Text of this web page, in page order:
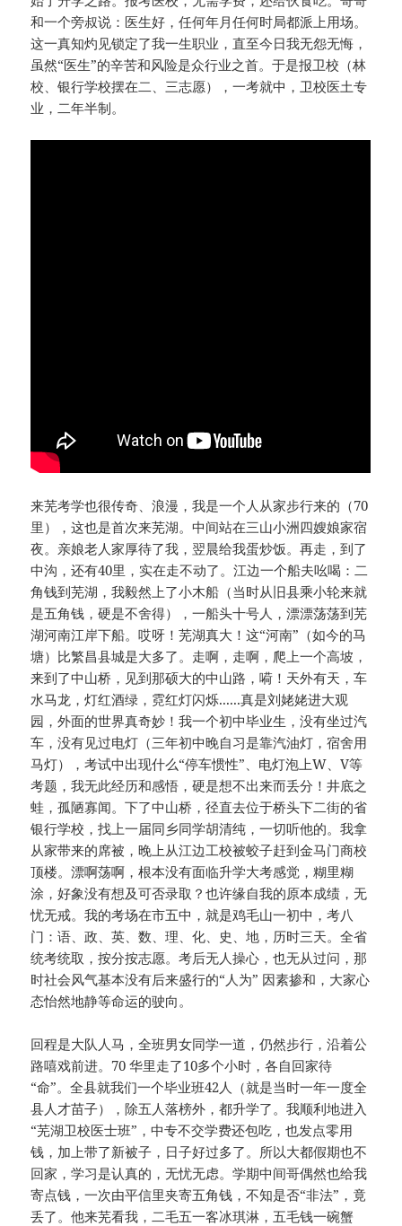
和一个旁叔说：医生好，任何年月任何时局都派上用场。
这一真知灼见锁定了我一生职业，直至今日我无怨无悔，
虽然“医生”的辛苦和风险是众行业之首。于是报卫校（林
校、银行学校摆在二、三志愿），一考就中，卫校医土专
业，二年半制。
来芜考学也很传奇、浪漫，我是一个人从家步行来的（70
里），这也是首次来芜湖。中间站在三山小洲四嫂娘家宿
夜。亲娘老人家厚待了我，翌晨给我蛋炒饭。再走，到了
中沟，还有40里，实在走不动了。江边一个船夫吆喝：二
角钱到芜湖，我毅然上了小木船（当时从旧县乘小轮来就
是五角钱，硬是不舍得），一船头十号人，漂漂荡荡到芜
湖河南江岸下船。哎呀！芜湖真大！这“河南”（如今的马
塘）比繁昌县城是大多了。走啊，走啊，爬上一个高坡，
来到了中山桥，见到那硕大的中山路，嗬！天外有天，车
水马龙，灯红酒绿，霓红灯闪烁......真是刘姥姥进大观
园，外面的世界真奇妙！我一个初中毕业生，没有坐过汽
车，没有见过电灯（三年初中晚自习是靠汽油灯，宿舍用
马灯），考试中出现什么“停车惯性”、电灯泡上W、V等
考题，我无此经历和感悟，硬是想不出来而丢分！井底之
蛙，孤陋寡闻。下了中山桥，径直去位于桥头下二街的省
银行学校，找上一届同乡同学胡清纯，一切听他的。我拿
从家带来的席被，晚上从江边工校被蛟子赶到金马门商校
顶楼。漂啊荡啊，根本没有面临升学大考感觉，糊里糊
涂，好象没有想及可否录取？也许缘自我的原本成绩，无
忧无戒。我的考场在市五中，就是鸡毛山一初中，考八
门：语、政、英、数、理、化、史、地，历时三天。全省
统考统取，按分按志愿。考后无人操心，也无从过问，那
时社会风气基本没有后来盛行的“人为” 因素掺和，大家心
态怡然地静等命运的驶向。
回程是大队人马，全班男女同学一道，仍然步行，沿着公
路嘻戏前进。70 华里走了10多个小时，各自回家待
“命”。全县就我们一个毕业班42人（就是当时一年一度全
县人才苗子），除五人落榜外，都升学了。我顺利地进入
“芜湖卫校医士班”，中专不交学费还包吃，也发点零用
钱，加上带了新被子，日子好过多了。所以大都假期也不
回家，学习是认真的，无忧无虑。学期中间哥偶然也给我
寄点钱，一次由平信里夹寄五角钱，不知是否“非法”，竟
丢了。他来芜看我，二毛五一客冰琪淋，五毛钱一碗蟹